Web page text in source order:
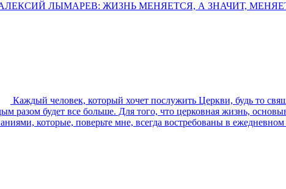
ЛЫМАРЕВ: ЖИЗНЬ МЕНЯЕТСЯ, А ЗНАЧИТ,
Каждый человек, который хочет послужить Церкви, будь то
разом будет все больше. Для того, что церковная жизнь,
которые, поверьте мне, всегда востребованы в